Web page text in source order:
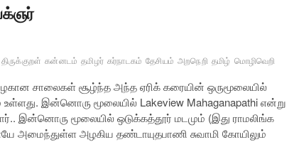
திருக்குறள் கன்னடம் தமிழர் கர்நாடகம் தேசியம் அறநெறி தமிழ் மொழிவெறி
சாலைகள் சூழ்ந்த அந்த ஏரிக் கரையின் ஒருமூலையில்
இன்னொரு மூலையில் Lakeview Mahaganapathi என்று
இன்னொரு மூலையில் ஒடுக்கத்தூர் மடமும் (இது ராமலிங்க
அமைந்துள்ள அழகிய தண்டாயுதபாணி சுவாமி கோயிலும்